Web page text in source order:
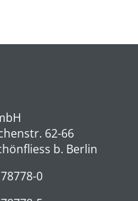
62-66
b. Berlin
0